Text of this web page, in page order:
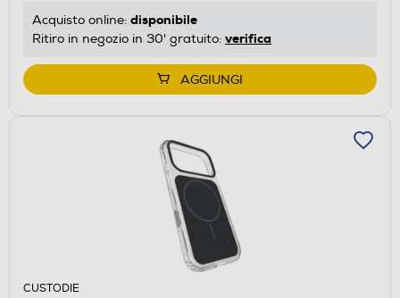
Acquisto online: disponibile
Ritiro in negozio in 30' gratuito: verifica
AGGIUNGI
CUSTODIE